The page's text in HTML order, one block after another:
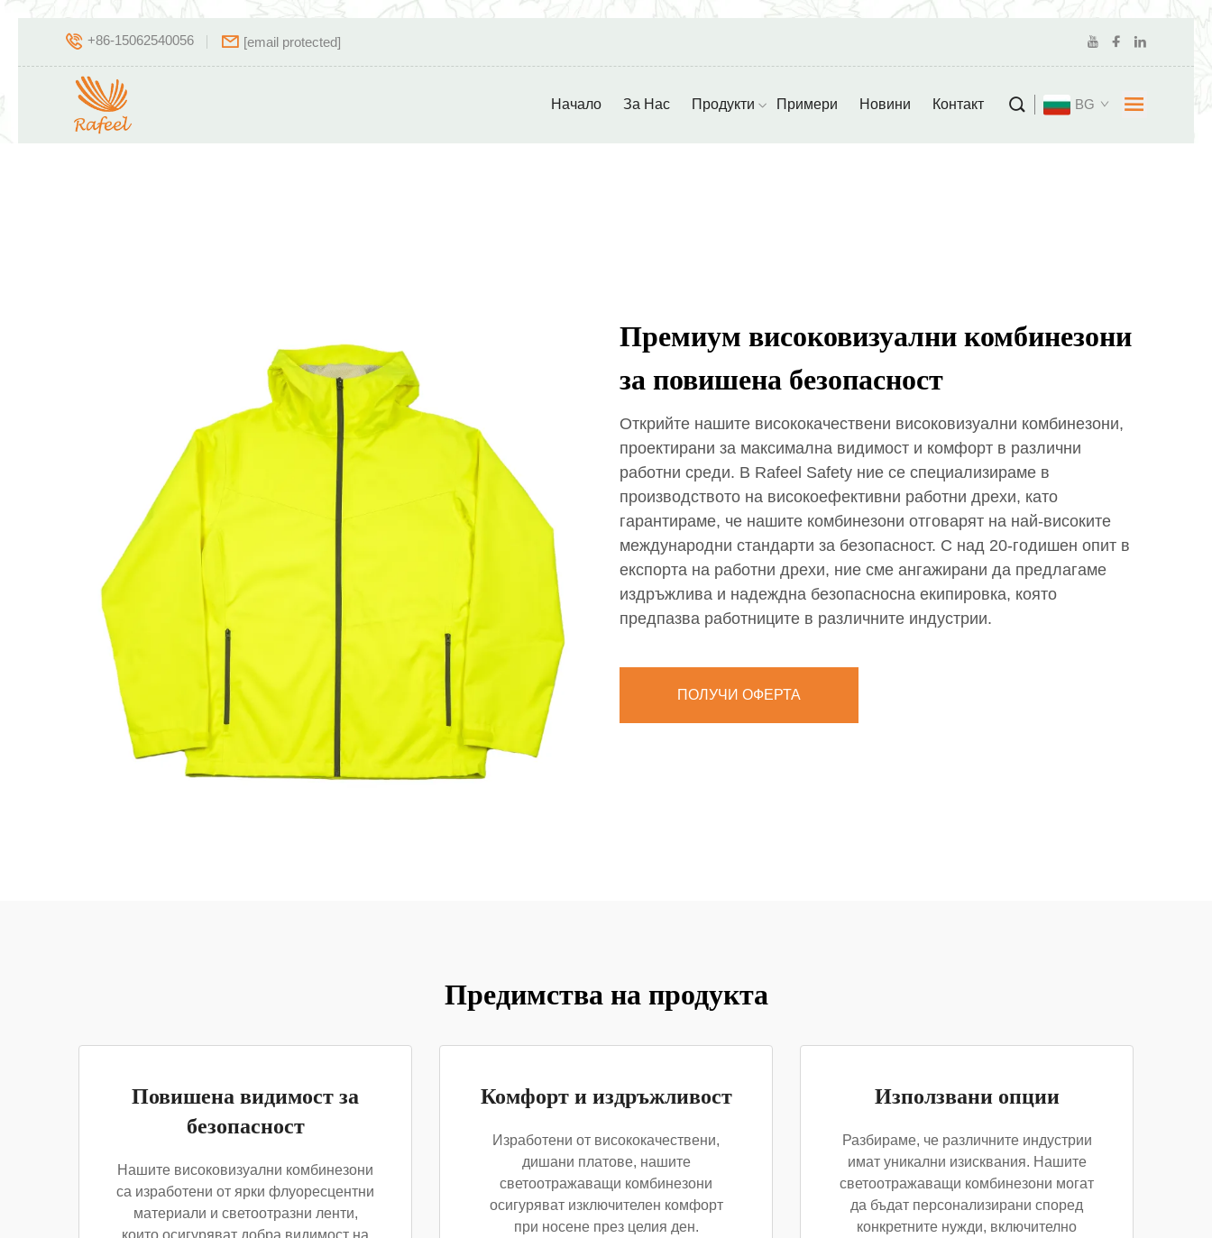
+86-15062540056 [email protected]
Начало За Нас Продукти Примери Новини Контакт BG
Премиум високовизуални комбинезони
за повишена безопасност
Открийте нашите висококачествени високовизуални комбинезони,
проектирани за максимална видимост и комфорт в различни
работни среди. В Rafeel Safety ние се специализираме в
производството на високоефективни работни дрехи, като
гарантираме, че нашите комбинезони отговарят на най-високите
международни стандарти за безопасност. С над 20-годишен опит в
експорта на работни дрехи, ние сме ангажирани да предлагаме
издръжлива и надеждна безопасносна екипировка, която
предпазва работниците в различните индустрии.
ПОЛУЧИ ОФЕРТА
Предимства на продукта
Повишена видимост за
безопасност
Нашите високовизуални комбинезони
са изработени от ярки флуоресцентни
материали и светоотразни ленти,
които осигуряват добра видимост на
Комфорт и издръжливост
Изработени от висококачествени,
дишани платове, нашите
светоотражаващи комбинезони
осигуряват изключителен комфорт
при носене през целия ден.
Използвани опции
Разбираме, че различните индустрии
имат уникални изисквания. Нашите
светоотражаващи комбинезони могат
да бъдат персонализирани според
конкретните нужди, включително